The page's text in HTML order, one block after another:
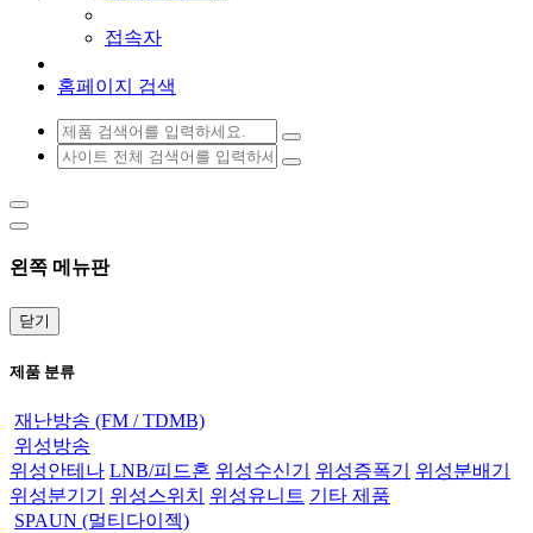
접속자
홈페이지 검색
왼쪽 메뉴판
닫기
제품 분류
재난방송 (FM / TDMB)
위성방송
위성안테나 LNB/피드혼 위성수신기 위성증폭기
위성분배기
위성분기기
위성스위치 위성유니트 기타 제품
SPAUN (멀티다이젝)